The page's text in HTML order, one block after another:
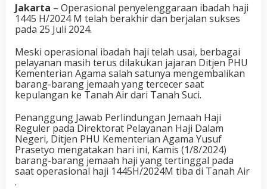
Jakarta – Operasional penyelenggaraan ibadah haji
1445 H/2024 M telah berakhir dan berjalan sukses
pada 25 Juli 2024.
Meski operasional ibadah haji telah usai, berbagai
pelayanan masih terus dilakukan jajaran Ditjen PHU
Kementerian Agama salah satunya mengembalikan
barang-barang jemaah yang tercecer saat
kepulangan ke Tanah Air dari Tanah Suci.
Penanggung Jawab Perlindungan Jemaah Haji
Reguler pada Direktorat Pelayanan Haji Dalam
Negeri, Ditjen PHU Kementerian Agama Yusuf
Prasetyo mengatakan hari ini, Kamis (1/8/2024)
barang-barang jemaah haji yang tertinggal pada
saat operasional haji 1445H/2024M tiba di Tanah Air
.